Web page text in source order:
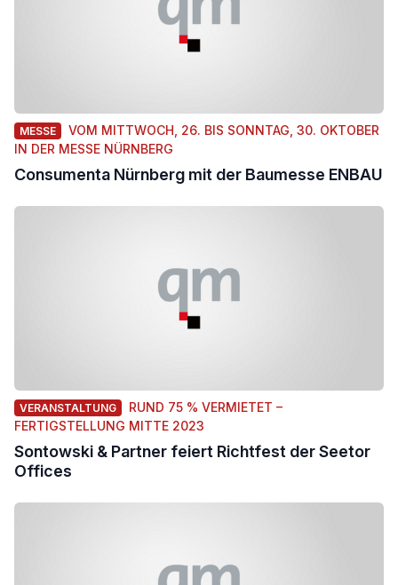
MESSE
VOM MITTWOCH, 26. BIS SONNTAG, 30. OKTOBER
IN DER MESSE NÜRNBERG
Consumenta Nürnberg mit der Baumesse ENBAU
VERANSTALTUNG
RUND 75 % VERMIETET –
FERTIGSTELLUNG MITTE 2023
Sontowski & Partner feiert Richtfest der Seetor
Offices